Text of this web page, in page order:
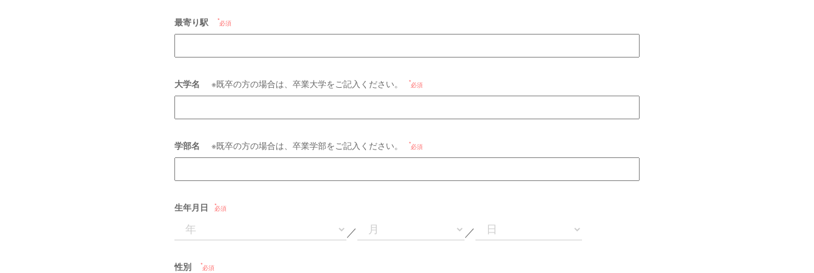
最寄り駅 必須
大学名 ※既卒の方の場合は、卒業大学をご記入ください。 必須
学部名 ※既卒の方の場合は、卒業学部をご記入ください。 必須
生年月日 必須
／ ／
性別 必須